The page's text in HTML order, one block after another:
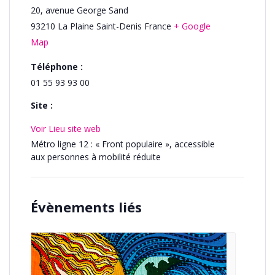
20, avenue George Sand
93210 La Plaine Saint-Denis France + Google
Map
Téléphone :
01 55 93 93 00
Site :
Voir Lieu site web
Métro ligne 12 : « Front populaire », accessible
aux personnes à mobilité réduite
Évènements liés